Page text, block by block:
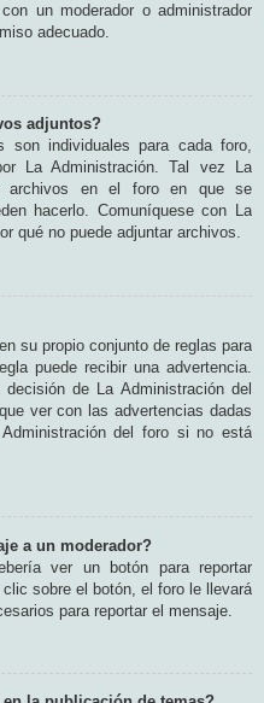
un moderador o administrador
adecuado.
adjuntos?
son individuales para cada foro,
La Administración. Tal vez La
archivos en el foro en que se
hacerlo. Comuníquese con La
qué no puede adjuntar archivos.
su propio conjunto de reglas para
puede recibir una advertencia.
de La Administración del
ver con las advertencias dadas
del foro si no está
a un moderador?
ver un botón para reportar
sobre el botón, el foro le llevará
para reportar el mensaje.